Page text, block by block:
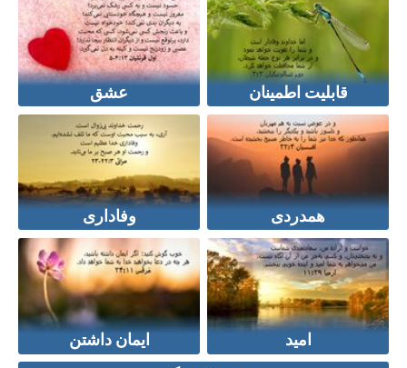
قابلیت اطمینان عشق
همدردی وفاداری
امید ایمان داشتن